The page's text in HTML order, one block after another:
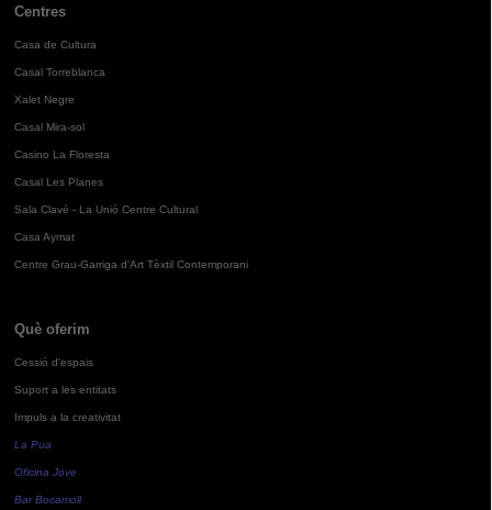
Centres
Casa de Cultura
Casal Torreblanca
Xalet Negre
Casal Mira-sol
Casino La Floresta
Casal Les Planes
Sala Clavé - La Unió Centre Cultural
Casa Aymat
Centre Grau-Garriga d'Art Tèxtil Contemporani
Què oferim
Cessió d'espais
Suport a les entitats
Impuls a la creativitat
La Pua
Oficina Jove
Bar Bocamoll